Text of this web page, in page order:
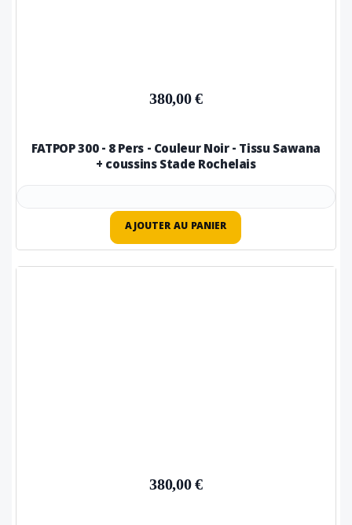
380,00 €
FATPOP 300 - 8 Pers - Couleur Noir - Tissu Sawana
+ coussins Stade Rochelais
AJOUTER AU PANIER
380,00 €